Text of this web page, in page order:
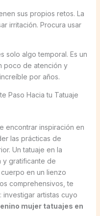
sus propios retos. La
irritación. Procura usar
solo algo temporal. Es un
poco de atención y
por años.
Paso Hacia tu Tatuaje
encontrar inspiración en
las prácticas de
Un tatuaje en la
y gratificante de
en un lienzo
comprehensivos, te
investigar artistas cuyo
mujer tatuajes en